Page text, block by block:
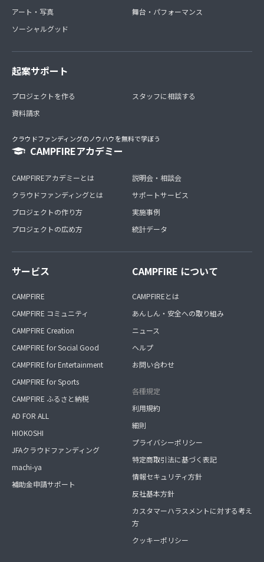
アート・写真
ソーシャルグッド
舞台・パフォーマンス
起案サポート
プロジェクトを作る
資料請求
スタッフに相談する
クラウドファンディングのノウハウを無料で学ぼう
CAMPFIREアカデミー
CAMPFIREアカデミーとは
クラウドファンディングとは
プロジェクトの作り方
プロジェクトの広め方
説明会・相談会
サポートサービス
実施事例
統計データ
サービス
CAMPFIRE
CAMPFIRE コミュニティ
CAMPFIRE Creation
CAMPFIRE for Social Good
CAMPFIRE for Entertainment
CAMPFIRE for Sports
CAMPFIRE ふるさと納税
AD FOR ALL
HIOKOSHI
JFAクラウドファンディング
machi-ya
補助金申請サポート
CAMPFIRE について
CAMPFIREとは
あんしん・安全への取り組み
ニュース
ヘルプ
お問い合わせ
各種規定
利用規約
細則
プライバシーポリシー
特定商取引法に基づく表記
情報セキュリティ方針
反社基本方針
カスタマーハラスメントに対する考え
方
クッキーポリシー